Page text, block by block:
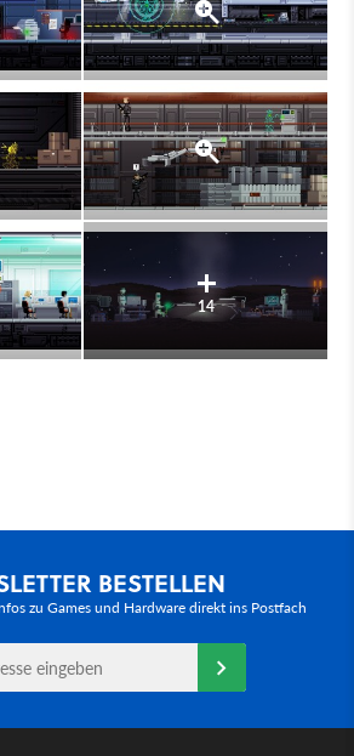
14
BESTELLEN
zu Games und Hardware direkt ins Postfach